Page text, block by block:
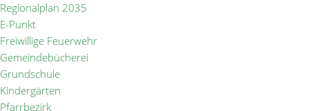
Regionalplan 2035
E-Punkt
Freiwillige Feuerwehr
Gemeindebücherei
Grundschule
Kindergärten
Pfarrbezirk